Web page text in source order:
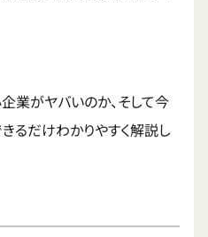
業がヤバいのか、そして今
るだけわかりやすく解説し